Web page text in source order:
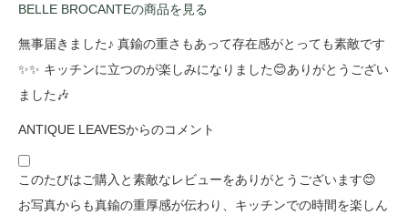
BELLE BROCANTEの商品を見る
無事届きました♪ 真鍮の重さもあって存在感がとっても素敵です
✨✨ キッチンに立つのが楽しみになりました😊ありがとうござい
ました🎶
ANTIQUE LEAVESからのコメント
このたびはご購入と素敵なレビューをありがとうございます😊
お写真からも真鍮の重厚感が伝わり、キッチンでの時間を楽しん